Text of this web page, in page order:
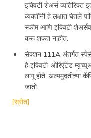
इक्विटी शेअर्स
व्यक्तींनी हे लक्षात घेतले
स्कीम आणि इक्विटी
करू शकत नाहीत.
सेक्शन 111A अंतर्गत
हे इक्विटी-ओरिएंटेड
लागू होते. अल्पमुदतीच्या
जातो.
[स्रोत]